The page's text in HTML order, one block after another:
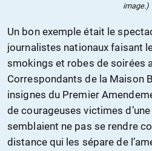
image.)
Un bon exemple était le
journalistes nationaux faisant
smokings et robes de soirées
Correspondants de la Maison
insignes du Premier
de courageuses victimes
semblaient ne pas se rendre
distance qui les sépare de